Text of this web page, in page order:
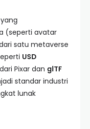
(seperti avatar
satu metaverse
USD
dari Pixar dan glTF
standar industri
lunak